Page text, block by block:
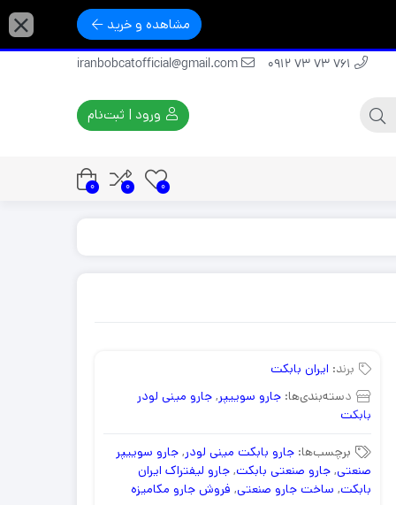
مشاهده و خرید
ورود | ثبت‌نام
0
0
0
برند: ایران بابکت
دسته‌بندی‌ها: جارو سوییپر, جارو مینی لودر
بابکت
برچسب‌ها: جارو بابکت مینی لودر, جارو سوییپر
صنعتی, جارو صنعتی بابکت, جارو لیفتراک ایران
بابکت, ساخت جارو صنعتی, فروش جارو مکامیزه